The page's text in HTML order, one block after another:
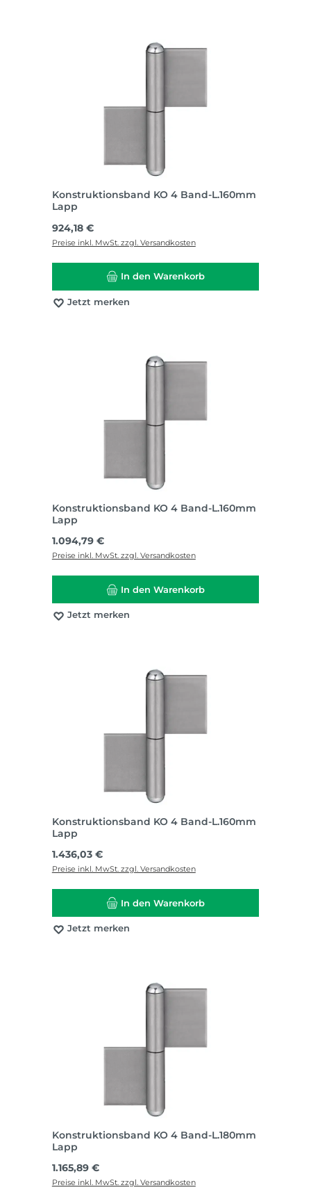
Konstruktionsband KO 4 Band-L.160mm
Lapp
Regulärer Preis:
924,18 €
Preise inkl. MwSt. zzgl. Versandkosten
In den Warenkorb
Jetzt merken
Konstruktionsband KO 4 Band-L.160mm
Lapp
Regulärer Preis:
1.094,79 €
Preise inkl. MwSt. zzgl. Versandkosten
In den Warenkorb
Jetzt merken
Konstruktionsband KO 4 Band-L.160mm
Lapp
Regulärer Preis:
1.436,03 €
Preise inkl. MwSt. zzgl. Versandkosten
In den Warenkorb
Jetzt merken
Konstruktionsband KO 4 Band-L.180mm
Lapp
Regulärer Preis:
1.165,89 €
Preise inkl. MwSt. zzgl. Versandkosten